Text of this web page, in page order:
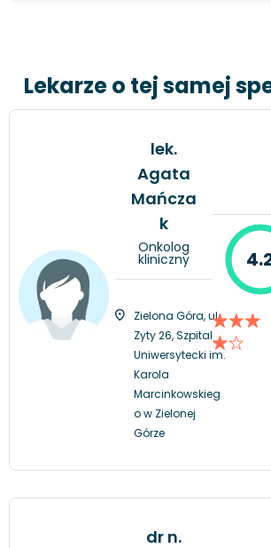
Lekarze o tej samej
lek.
Agata
Mańcza
k
Onkolog
kliniczny
Zielona Góra, ul.
Zyty 26, Szpital
Uniwersytecki im.
Karola
Marcinkowskieg
o w Zielonej
Górze
dr n.